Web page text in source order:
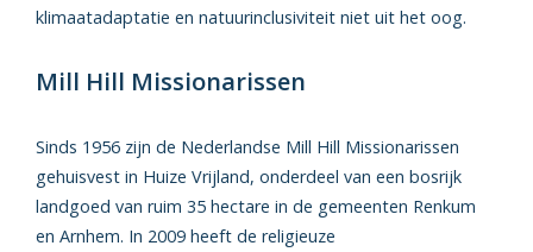
klimaatadaptatie en natuurinclusiviteit niet uit het oog.
Mill Hill Missionarissen
Sinds 1956 zijn de Nederlandse Mill Hill Missionarissen
gehuisvest in Huize Vrijland, onderdeel van een bosrijk
landgoed van ruim 35 hectare in de gemeenten Renkum
en Arnhem. In 2009 heeft de religieuze